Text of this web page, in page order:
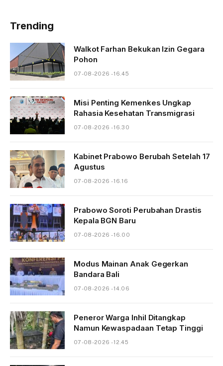
Trending
Walkot Farhan Bekukan Izin Gegara
Pohon
07-08-2026 - 16.45
Misi Penting Kemenkes Ungkap
Rahasia Kesehatan Transmigrasi
07-08-2026 - 16.30
Kabinet Prabowo Berubah Setelah 17
Agustus
07-08-2026 - 16.16
Prabowo Soroti Perubahan Drastis
Kepala BGN Baru
07-08-2026 - 16.00
Modus Mainan Anak Gegerkan
Bandara Bali
07-08-2026 - 14.06
Peneror Warga Inhil Ditangkap
Namun Kewaspadaan Tetap Tinggi
07-08-2026 - 12.45